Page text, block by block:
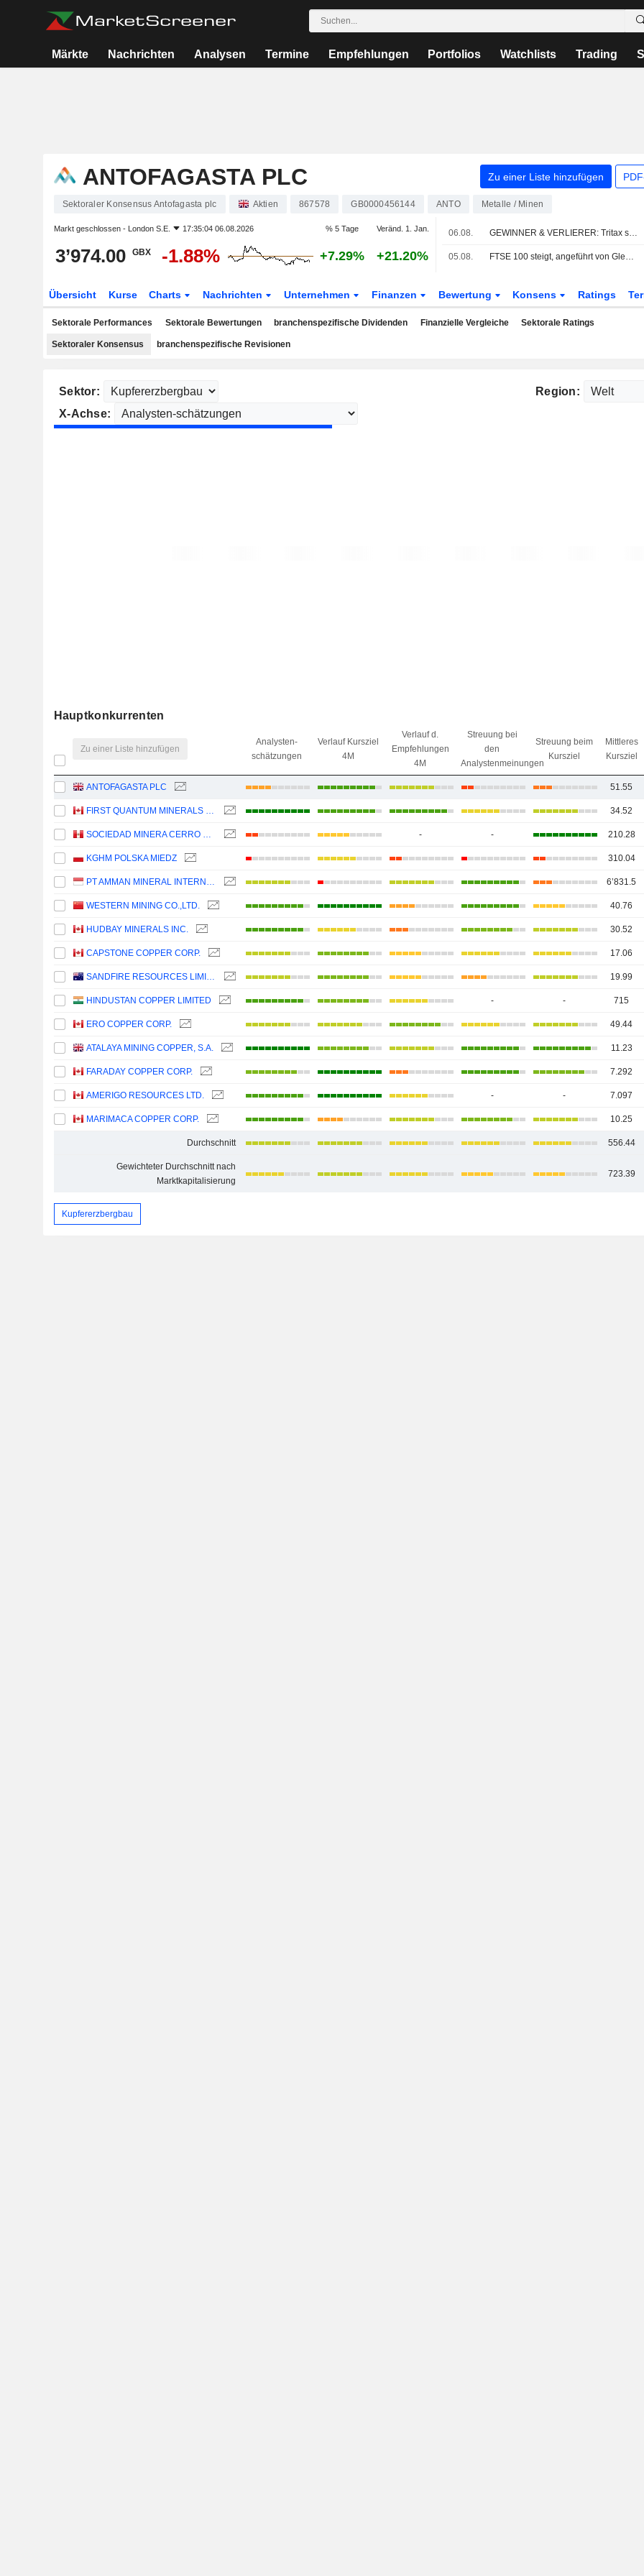
Märkte Nachrichten Analysen Termine Empfehlungen Portfolios Watchlists Trading
ANTOFAGASTA PLC Zu einer Liste hinzufügen
Sektoraler Konsensus Antofagasta plc Aktien 867578 GB0000456144 ANTO Metalle / Minen
Markt geschlossen - London S.E. 17:35:04 06.08.2026 % 5 Tage Veränd. 1. Jan.
3’974.00 GBX -1.88% +7.29% +21.20%
06.08. GEWINNER & VERLIERER: Tritax schließt Kapitalerhöhung ab; Wizz Air rutscht in die Verlustzone
05.08. FTSE 100 steigt, angeführt von Glencore und Next-Zahlen; Banken unter Druck
Übersicht Kurse Charts Nachrichten Unternehmen Finanzen Bewertung Konsens Ratings
Sektorale Performances Sektorale Bewertungen branchenspezifische Dividenden Finanzielle Vergleiche Sektorale Ratings
Sektoraler Konsensus branchenspezifische Revisionen
Sektor:
Region:
X-Achse:
Hauptkonkurrenten
Zu einer Liste hinzufügen
Analysten-
schätzungen
Verlauf Kursziel
4M
Verlauf d.
Empfehlungen
4M
Streuung bei
den
Analystenmeinungen
Streuung beim
Kursziel
Mittleres
Kursziel
ANTOFAGASTA PLC 51.55
FIRST QUANTUM MINERALS LTD. 34.52
SOCIEDAD MINERA CERRO VERDE S.A.A. - - 210.28
KGHM POLSKA MIEDZ 310.04
PT AMMAN MINERAL INTERNASIONAL TBK 6’831.5
WESTERN MINING CO.,LTD. 40.76
HUDBAY MINERALS INC. 30.52
CAPSTONE COPPER CORP. 17.06
SANDFIRE RESOURCES LIMITED 19.99
HINDUSTAN COPPER LIMITED - - 715
ERO COPPER CORP. 49.44
ATALAYA MINING COPPER, S.A. 11.23
FARADAY COPPER CORP. 7.292
AMERIGO RESOURCES LTD. - - 7.097
MARIMACA COPPER CORP. 10.25
Durchschnitt 556.44
Gewichteter Durchschnitt nach
Marktkapitalisierung
723.39
Kupfererzbergbau